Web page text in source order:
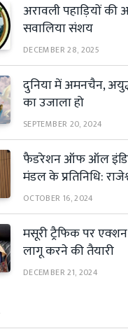
अरावली पहाड़ियों की
सवालिया संशय
DECEMBER 28, 2025
दुनिया में अमनचैन,
का उजाला हो
SEPTEMBER 20, 2024
फैडरेशन ऑफ ऑल
मंडल के प्रतिनिधि:
OCTOBER 16, 2024
मसूरी ट्रैफिक पर
लागू करने की तैयारी
DECEMBER 21, 2024